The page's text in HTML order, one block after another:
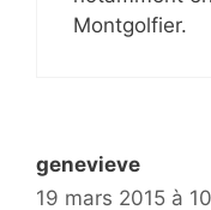
Montgolfier.
genevieve
19 mars 2015 à